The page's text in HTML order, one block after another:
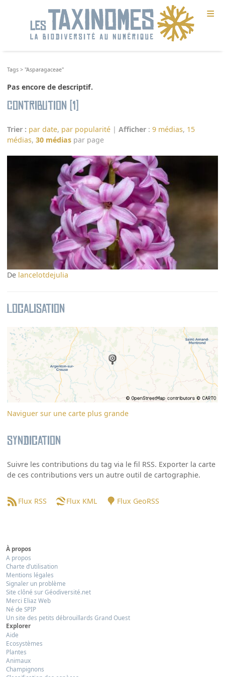
≡
Tags >"Asparagaceae"
Pas encore de descriptif.
Contribution (1)
Trier : par date, par popularité |Afficher :9 médias, 15
médias,30 médias par page
De lancelotdejulia
Localisation
Naviguer sur une carte plus grande
Syndication
Suivre les contributions du tag via le fil RSS. Exporter la carte
de ces contributions vers un autre outil de cartographie.
Flux RSS Flux KML Flux GeoRSS
À propos
A propos
Charte d’utilisation
Mentions légales
Signaler un problème
Site clôné sur Géodiversité.net
Merci Eliaz Web
Né de SPIP
Un site des petits débrouillards Grand Ouest
Explorer
Aide
Ecosystèmes
Plantes
Animaux
Champignons